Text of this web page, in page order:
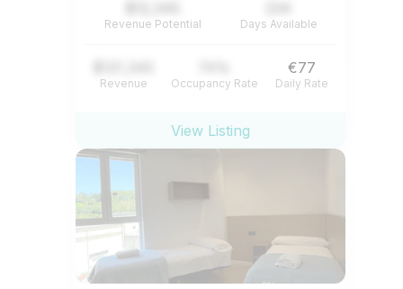
Revenue Potential Days Available
Revenue Occupancy Rate
€77
Daily Rate
View Listing